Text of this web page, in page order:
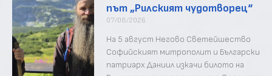
път „Рилският чудотворец“
07/08/2026
На 5 август Негово Светейшество
Софийският митрополит и Български
патриарх Даниил изкачи билото на